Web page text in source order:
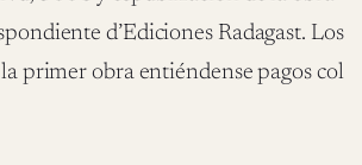
d’Ediciones Radagast. Los
la primer obra entiéndense pagos col